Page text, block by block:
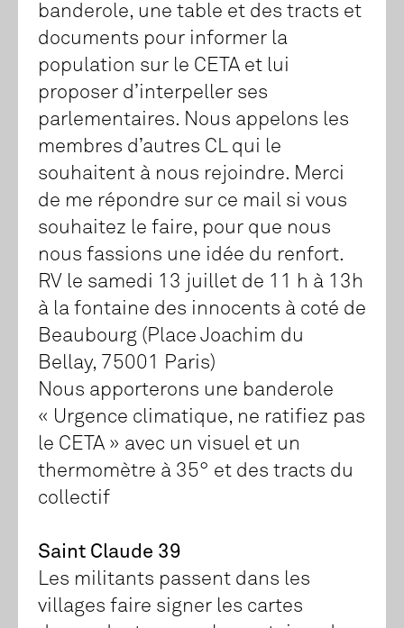
banderole, une table et des tracts et
documents pour informer la
population sur le CETA et lui
proposer d’interpeller ses
parlementaires. Nous appelons les
membres d’autres CL qui le
souhaitent à nous rejoindre. Merci
de me répondre sur ce mail si vous
souhaitez le faire, pour que nous
nous fassions une idée du renfort.
RV le samedi 13 juillet de 11 h à 13h
à la fontaine des innocents à coté de
Beaubourg (Place Joachim du
Bellay, 75001 Paris)
Nous apporterons une banderole
« Urgence climatique, ne ratifiez pas
le CETA » avec un visuel et un
thermomètre à 35° et des tracts du
collectif
Saint Claude 39
Les militants passent dans les
villages faire signer les cartes